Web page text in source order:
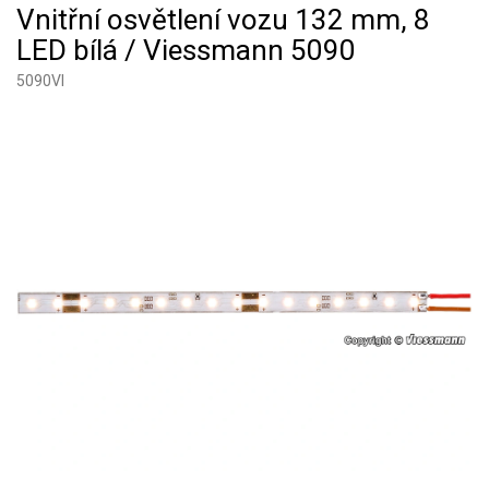
Vnitřní osvětlení vozu 132 mm, 8
LED bílá / Viessmann 5090
5090VI